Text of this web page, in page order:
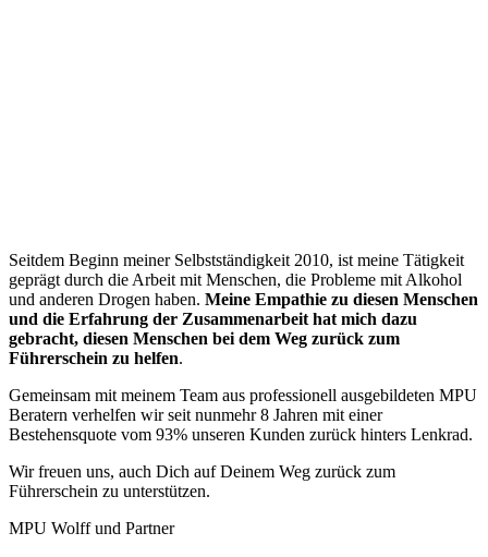
Seitdem Beginn meiner Selbstständigkeit 2010, ist meine Tätigkeit
geprägt durch die Arbeit mit Menschen, die Probleme mit Alkohol
und anderen Drogen haben. Meine Empathie zu diesen Menschen
und die Erfahrung der Zusammenarbeit hat mich dazu
gebracht, diesen Menschen bei dem Weg zurück zum
Führerschein zu helfen.
Gemeinsam mit meinem Team aus professionell ausgebildeten MPU
Beratern verhelfen wir seit nunmehr 8 Jahren mit einer
Bestehensquote vom 93% unseren Kunden zurück hinters Lenkrad.
Wir freuen uns, auch Dich auf Deinem Weg zurück zum
Führerschein zu unterstützen.
MPU Wolff und Partner